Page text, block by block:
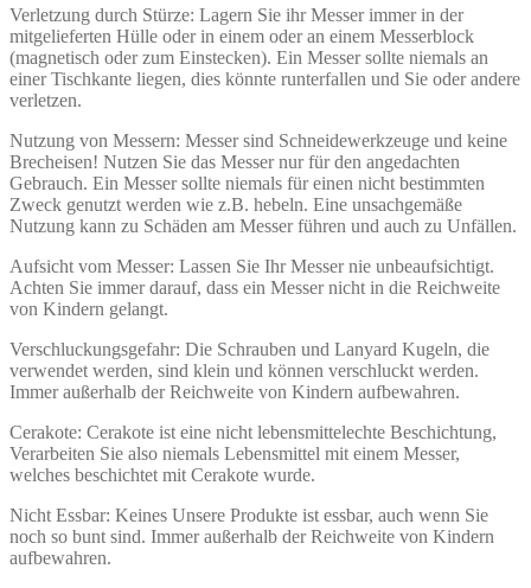
Verletzung durch Stürze: Lagern Sie ihr Messer immer in der
mitgelieferten Hülle oder in einem oder an einem Messerblock
(magnetisch oder zum Einstecken). Ein Messer sollte niemals an
einer Tischkante liegen, dies könnte runterfallen und Sie oder andere
verletzen.
Nutzung von Messern: Messer sind Schneidewerkzeuge und keine
Brecheisen! Nutzen Sie das Messer nur für den angedachten
Gebrauch. Ein Messer sollte niemals für einen nicht bestimmten
Zweck genutzt werden wie z.B. hebeln. Eine unsachgemäße
Nutzung kann zu Schäden am Messer führen und auch zu Unfällen.
Aufsicht vom Messer: Lassen Sie Ihr Messer nie unbeaufsichtigt.
Achten Sie immer darauf, dass ein Messer nicht in die Reichweite
von Kindern gelangt.
Verschluckungsgefahr: Die Schrauben und Lanyard Kugeln, die
verwendet werden, sind klein und können verschluckt werden.
Immer außerhalb der Reichweite von Kindern aufbewahren.
Cerakote: Cerakote ist eine nicht lebensmittelechte Beschichtung,
Verarbeiten Sie also niemals Lebensmittel mit einem Messer,
welches beschichtet mit Cerakote wurde.
Nicht Essbar: Keines Unsere Produkte ist essbar, auch wenn Sie
noch so bunt sind. Immer außerhalb der Reichweite von Kindern
aufbewahren.